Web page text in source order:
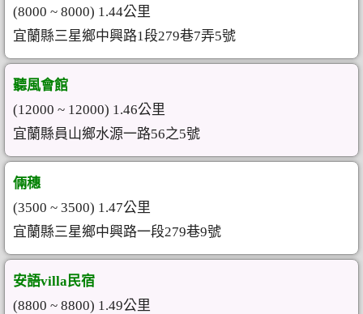
(8000 ~ 8000) 1.44公里
宜蘭縣三星鄉中興路1段279巷7弄5號
聽風會館
(12000 ~ 12000) 1.46公里
宜蘭縣員山鄉水源一路56之5號
倆穗
(3500 ~ 3500) 1.47公里
宜蘭縣三星鄉中興路一段279巷9號
安語villa民宿
(8800 ~ 8800) 1.49公里